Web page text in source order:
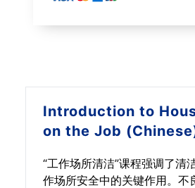
Introduction to
on the Job
“工作场所清洁”课程强调了清
作场所安全中的关键作用。不